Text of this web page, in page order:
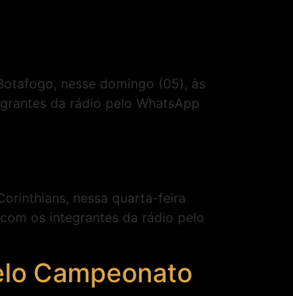
nesse domingo (05), às
da rádio pelo WhatsApp
nessa quarta-feira
os integrantes da rádio pelo
Campeonato